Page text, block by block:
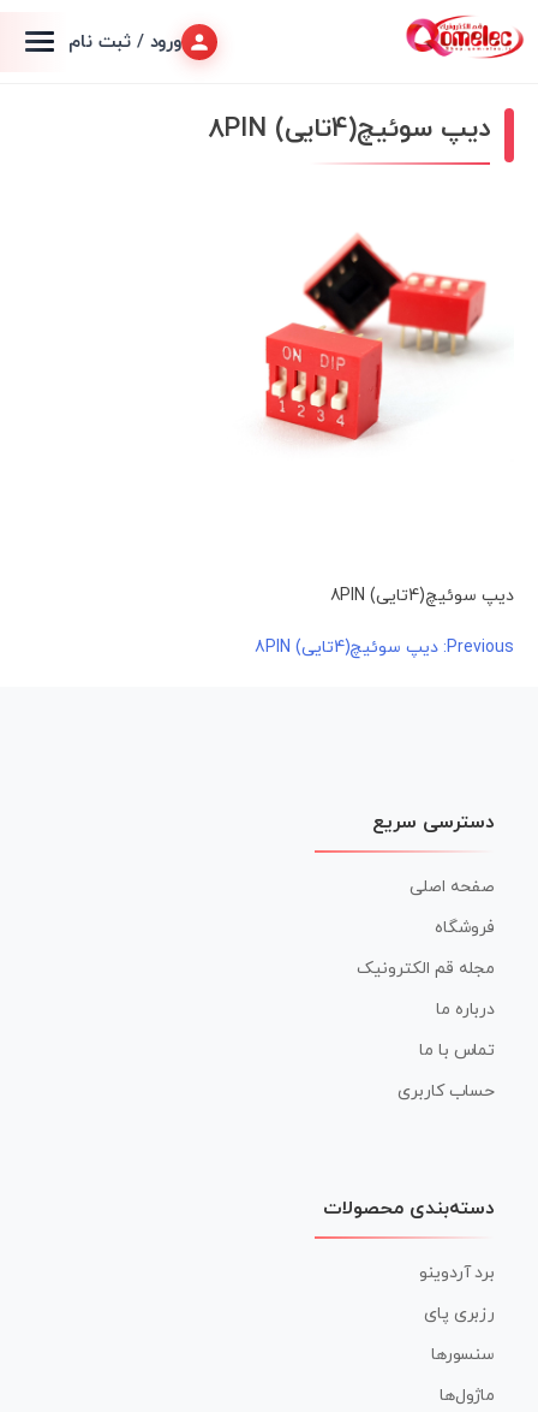
ورود / ثبت نام
دیپ سوئیچ(4تایی) 8PIN
دیپ سوئیچ(4تایی) 8PIN
راهبری
Previous: دیپ سوئیچ(4تایی) 8PIN
دسترسی سریع
صفحه اصلی
فروشگاه
مجله قم الکترونیک
درباره ما
تماس با ما
حساب کاربری
دسته‌بندی محصولات
برد آردوینو
رزبری پای
سنسورها
ماژول‌ها